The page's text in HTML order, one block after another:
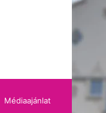
Médiaajánlat